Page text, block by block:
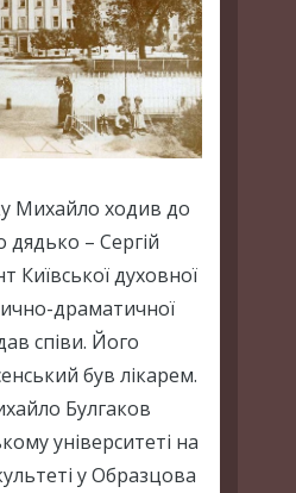
Михайло ходив до
дядько – Сергій
Київської духовної
драматичної
співи. Його
був лікарем.
Булгаков
університеті на
у Образцова